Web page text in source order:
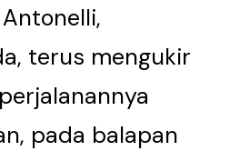
terus mengukir
pada balapan